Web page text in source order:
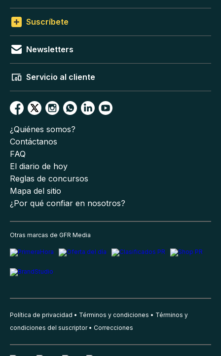
Suscríbete
Newsletters
Servicio al cliente
¿Quiénes somos?
Contáctanos
FAQ
El diario de hoy
Reglas de concursos
Mapa del sitio
¿Por qué confiar en nosotros?
Otras marcas de GFR Media
Política de privacidad Términos y condiciones
Términos y
condiciones del suscriptor
Correcciones